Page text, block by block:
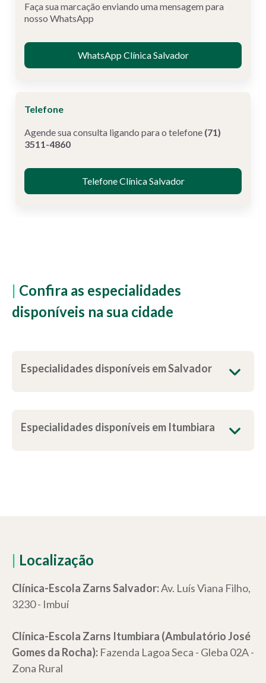
Faça sua marcação enviando uma mensagem para
nosso WhatsApp
WhatsApp Clínica Salvador
Telefone
Agende sua consulta ligando para o telefone (71)
3511-4860
Telefone Clínica Salvador
| Confira as especialidades
disponíveis na sua cidade
Especialidades disponíveis em Salvador
Especialidades disponíveis em Itumbiara
| Localização
Clínica-Escola Zarns Salvador:Av. Luís Viana Filho,
3230 - Imbuí
Clínica-Escola Zarns Itumbiara (Ambulatório José
Gomes da Rocha): Fazenda Lagoa Seca - Gleba 02A -
Zona Rural